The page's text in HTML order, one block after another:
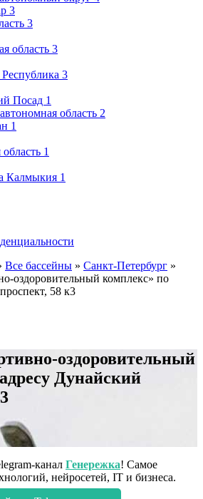
3
3
область 3
3
Посад 1
область 2
1
1
Калмыкия 1
Все бассейны » Санкт-Петербург »
оздоровительный комплекс» по
58 к3
оздоровительный
Дунайский
канал Генережка! Самое
нейросетей, IT и бизнеса.